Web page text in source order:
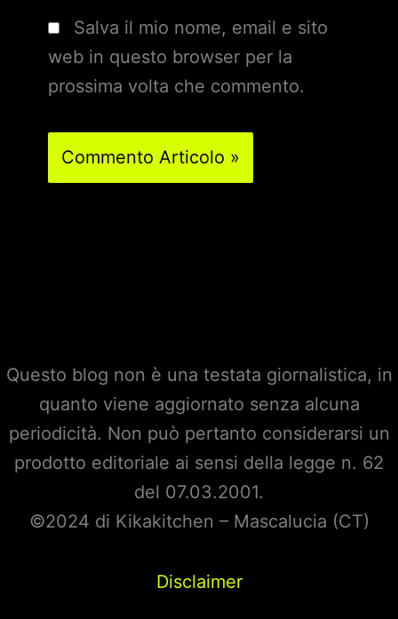
Salva il mio nome, email e sito
web in questo browser per la
prossima volta che commento.
Questo blog non è una testata giornalistica, in
quanto viene aggiornato senza alcuna
periodicità. Non può pertanto considerarsi un
prodotto editoriale ai sensi della legge n. 62
del 07.03.2001.
©2024 di Kikakitchen – Mascalucia (CT)
Disclaimer